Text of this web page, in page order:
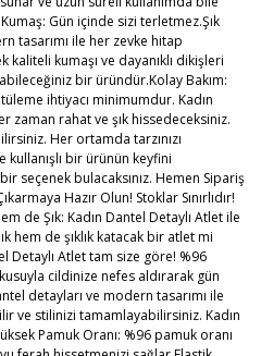
Gün içinde sizi terletmez.Şık
tasarımı ile her zevke hitap
kaliteli kumaşı ve dayanıklı dikişleri
bir üründür.Kolay Bakım:
ihtiyacı minimumdur. Kadın
zaman rahat ve şık hissedeceksiniz.
Her ortamda tarzınızı
bir ürünün keyfini
seçenek bulacaksınız. Hemen Sipariş
Hazır Olun! Stoklar Sınırlıdır!
de Şık: Kadın Dantel Detaylı Atlet ile
hem de şıklık katacak bir atlet mi
Detaylı Atlet tam size göre! %96
cildinize nefes aldırarak gün
detayları ve modern tasarımı ile
ve stilinizi tamamlayabilirsiniz. Kadın
Pamuk Oranı: %96 pamuk oranı